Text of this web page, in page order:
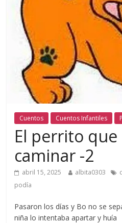
Cuentos Cuentos Infantiles
El perrito
caminar -2
abril 15, 2025 albita0303
podía
Pasaron los días y Bo no se
niña lo intentaba apartar y huía